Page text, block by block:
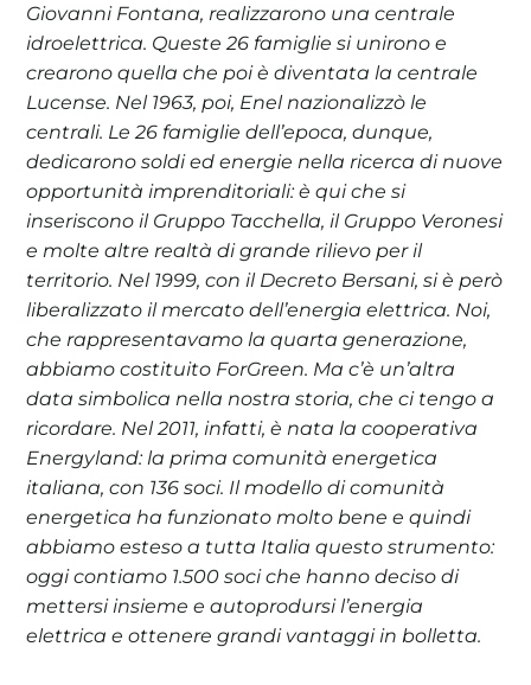
Giovanni Fontana, realizzarono una centrale
idroelettrica. Queste 26 famiglie si unirono e
crearono quella che poi è diventata la centrale
Lucense. Nel 1963, poi, Enel nazionalizzò le
centrali. Le 26 famiglie dell’epoca, dunque,
dedicarono soldi ed energie nella ricerca di nuove
opportunità imprenditoriali: è qui che si
inseriscono il Gruppo Tacchella, il Gruppo Veronesi
e molte altre realtà di grande rilievo per il
territorio. Nel 1999, con il Decreto Bersani, si è però
liberalizzato il mercato dell’energia elettrica. Noi,
che rappresentavamo la quarta generazione,
abbiamo costituito ForGreen. Ma c’è un’altra
data simbolica nella nostra storia, che ci tengo a
ricordare. Nel 2011, infatti, è nata la cooperativa
Energyland: la prima comunità energetica
italiana, con 136 soci. Il modello di comunità
energetica ha funzionato molto bene e quindi
abbiamo esteso a tutta Italia questo strumento:
oggi contiamo 1.500 soci che hanno deciso di
mettersi insieme e autoprodursi l’energia
elettrica e ottenere grandi vantaggi in bolletta.